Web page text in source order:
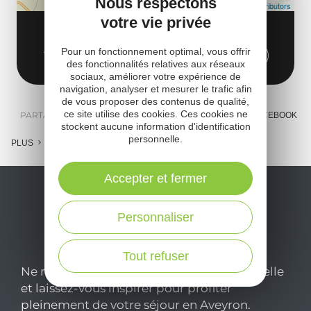
Avenue du Segala
12160 Moyrazès
Obtenir l'itinéraire
Leaflet| Map data ©OpenStreetMap contributors
PARTAGER : E-MAIL MESSENGER FACEBOOK
PLUS
Ne manquez pas notre newsletter mensuelle
et laissez-vous inspirer pour profiter
pleinement de votre séjour en Aveyron.
votre vie privée
Pour un fonctionnement optimal, vous offrir
des fonctionnalités relatives aux réseaux
sociaux, améliorer votre expérience de
navigation, analyser et mesurer le trafic afin
de vous proposer des contenus de qualité,
ce site utilise des cookies. Ces cookies ne
stockent aucune information d'identification
personnelle.
Tout refuser
Personnaliser
Accepter et fermer